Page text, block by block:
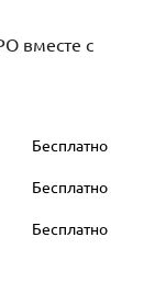
вместе с
Бесплатно
Бесплатно
Бесплатно